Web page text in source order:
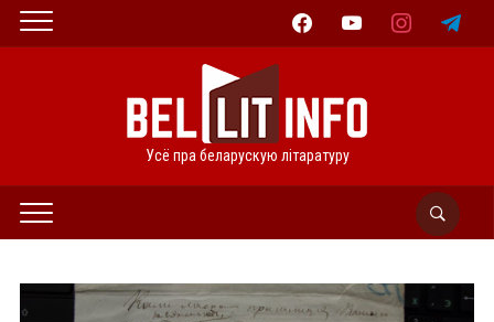
facebookyoutube instagramtelegram
Усё пра беларускую літаратуру